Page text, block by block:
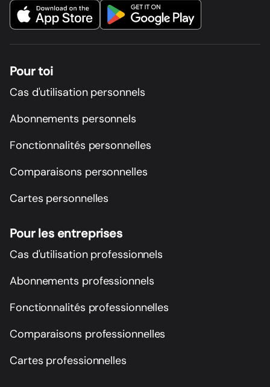
Pour toi
Cas d'utilisation personnels
Abonnements personnels
Fonctionnalités personnelles
Comparaisons personnelles
Cartes personnelles
Pour les entreprises
Cas d'utilisation professionnels
Abonnements professionnels
Fonctionnalités professionnelles
Comparaisons professionnelles
Cartes professionnelles